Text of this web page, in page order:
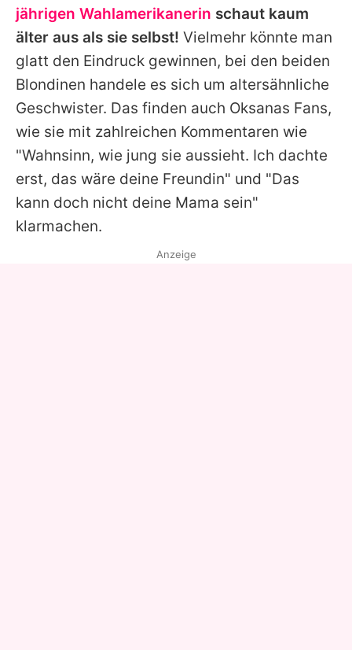
jährigen Wahlamerikanerin schaut kaum
älter aus als sie selbst! Vielmehr könnte man
glatt den Eindruck gewinnen, bei den beiden
Blondinen handele es sich um altersähnliche
Geschwister. Das finden auch Oksanas Fans,
wie sie mit zahlreichen Kommentaren wie
"Wahnsinn, wie jung sie aussieht. Ich dachte
erst, das wäre deine Freundin" und "Das
kann doch nicht deine Mama sein"
klarmachen.
Anzeige